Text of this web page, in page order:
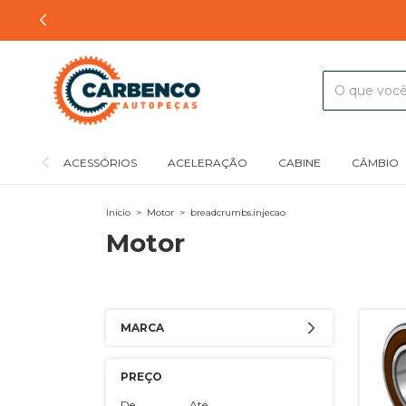
ACESSÓRIOS ACELERAÇÃO CABINE CÂMBIO
Início > Motor > breadcrumbs.injecao
Motor
MARCA
PREÇO